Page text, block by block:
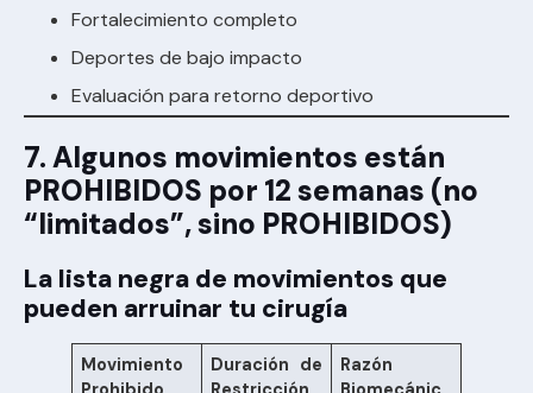
Fortalecimiento completo
Deportes de bajo impacto
Evaluación para retorno deportivo
7. Algunos movimientos están
PROHIBIDOS por 12 semanas (no
“limitados”, sino PROHIBIDOS)
La lista negra de movimientos que
pueden arruinar tu cirugía
Movimiento
Duración de
Razón